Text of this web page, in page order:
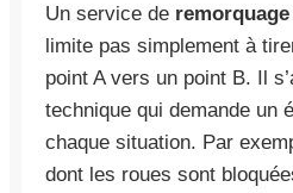
Un service de
limite pas simplement à
point A vers un point B. Il
technique qui demande un
chaque situation. Par
dont les roues sont